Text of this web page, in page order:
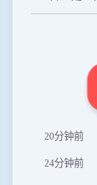
24分钟前
35分钟前